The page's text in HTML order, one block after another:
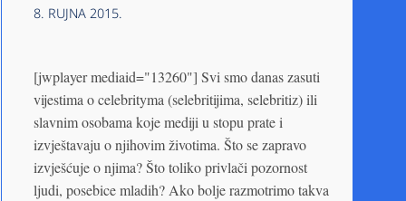
8. RUJNA 2015.
[jwplayer mediaid="13260"] Svi smo danas zasuti
vijestima o celebrityma (selebritijima, selebritiz) ili
slavnim osobama koje mediji u stopu prate i
izvještavaju o njihovim životima. Što se zapravo
izvješćuje o njima? Što toliko privlači pozornost
ljudi, posebice mladih? Ako bolje razmotrimo takva